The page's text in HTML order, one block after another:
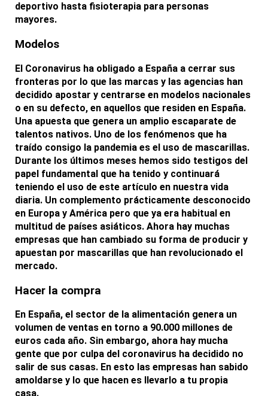
deportivo hasta fisioterapia para personas
mayores.
Modelos
El Coronavirus ha obligado a España a cerrar sus
fronteras por lo que las marcas y las agencias han
decidido apostar y centrarse en modelos nacionales
o en su defecto, en aquellos que residen en España.
Una apuesta que genera un amplio escaparate de
talentos nativos. Uno de los fenómenos que ha
traído consigo la pandemia es el uso de mascarillas.
Durante los últimos meses hemos sido testigos del
papel fundamental que ha tenido y continuará
teniendo el uso de este artículo en nuestra vida
diaria. Un complemento prácticamente desconocido
en Europa y América pero que ya era habitual en
multitud de países asiáticos. Ahora hay muchas
empresas que han cambiado su forma de producir y
apuestan por mascarillas que han revolucionado el
mercado.
Hacer la compra
En España, el sector de la alimentación genera un
volumen de ventas en torno a 90.000 millones de
euros cada año. Sin embargo, ahora hay mucha
gente que por culpa del coronavirus ha decidido no
salir de sus casas. En esto las empresas han sabido
amoldarse y lo que hacen es llevarlo a tu propia
casa.